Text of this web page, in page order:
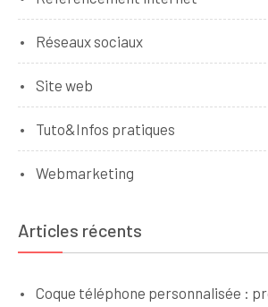
Réseaux sociaux
Site web
Tuto&Infos pratiques
Webmarketing
Articles récents
Coque téléphone personnalisée :